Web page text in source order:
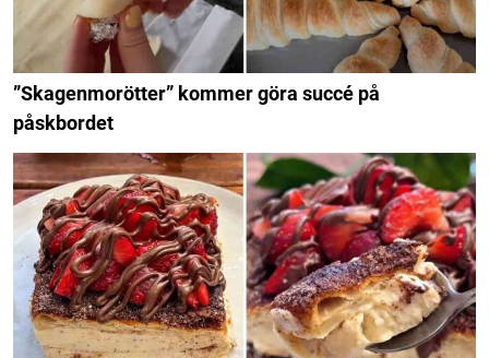
”Skagenmorötter” kommer göra succé på
påskbordet